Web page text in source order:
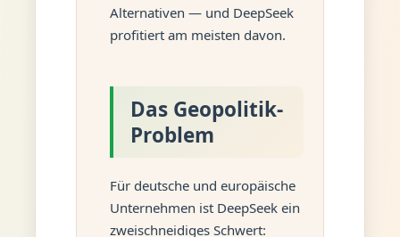
Alternativen — und DeepSeek
profitiert am meisten davon.
Das Geopolitik-
Problem
Für deutsche und europäische
Unternehmen ist DeepSeek ein
zweischneidiges Schwert: